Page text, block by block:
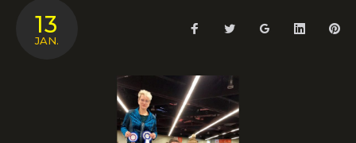
13
JAN.
FacebookTwitter Google+ LinkedIn